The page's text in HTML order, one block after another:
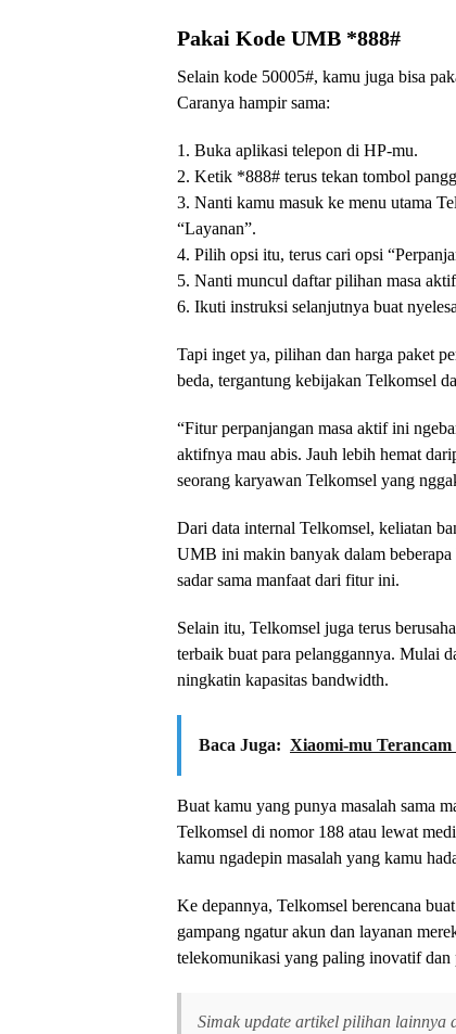
Pakai Kode UMB *888#
Selain kode 50005#, kamu juga bisa
Caranya hampir sama:
1. Buka aplikasi telepon di HP-mu.
2. Ketik *888# terus tekan tombol
3. Nanti kamu masuk ke menu utama
“Layanan”.
4. Pilih opsi itu, terus cari opsi
5. Nanti muncul daftar pilihan masa
6. Ikuti instruksi selanjutnya buat
Tapi inget ya, pilihan dan harga paket
beda, tergantung kebijakan Telkomsel
“Fitur perpanjangan masa aktif ini
aktifnya mau abis. Jauh lebih hemat
seorang karyawan Telkomsel yang
Dari data internal Telkomsel, keliatan
UMB ini makin banyak dalam
sadar sama manfaat dari fitur ini.
Selain itu, Telkomsel juga terus
terbaik buat para pelanggannya. Mulai
ningkatin kapasitas bandwidth.
Baca Juga: Xiaomi-mu
Buat kamu yang punya masalah sama
Telkomsel di nomor 188 atau lewat
kamu ngadepin masalah yang kamu
Ke depannya, Telkomsel berencana
gampang ngatur akun dan layanan
telekomunikasi yang paling inovatif dan
Simak update artikel pilihan lainnya